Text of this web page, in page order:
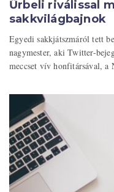
Űrbeli riválissal
sakkvilágbajnok
Egyedi sakkjátszmáról tett
nagymester, aki Twitter-
meccset vív honfitársával, a